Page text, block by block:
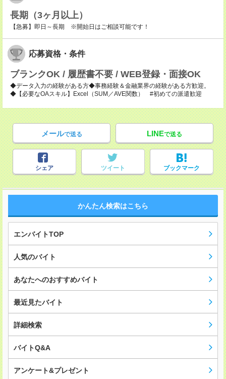
長期（3ヶ月以上）
【急募】即日～長期 ※開始日はご相談可能です！
応募資格・条件
ブランクOK / 履歴書不要 / WEB登録・面接OK
◆データ入力の経験がある方◆事務経験＆金融業界の経験がある方歓迎。
◆【必要なOAスキル】Excel（SUM／AVE関数） #初めての派遣歓迎
メールで送る LINEで送る
シェア ツイート ブックマーク
かんたん検索はこちら
エンバイトTOP
人気のバイト
あなたへのおすすめバイト
最近見たバイト
詳細検索
バイトQ&A
アンケート&プレゼント